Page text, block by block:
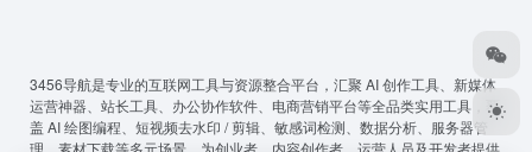
3456导航是专业的互联网工具与资源整合平台，汇聚 AI 创作工具、新媒体
运营神器、站长工具、办公协作软件、电商营销平台等全品类实用工具，覆
盖 AI 绘图编程、短视频去水印 / 剪辑、敏感词检测、数据分析、服务器管
理、素材下载等多元场景，为创业者、内容创作者、运营人员及开发者提供